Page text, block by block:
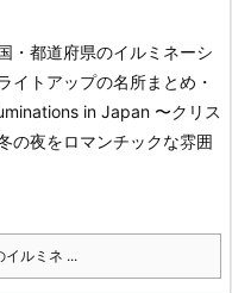
・都道府県のイルミネーシ
イトアップの名所まとめ・
in Japan 〜クリス
の夜をロマンチックな雰囲
イルミネ ...